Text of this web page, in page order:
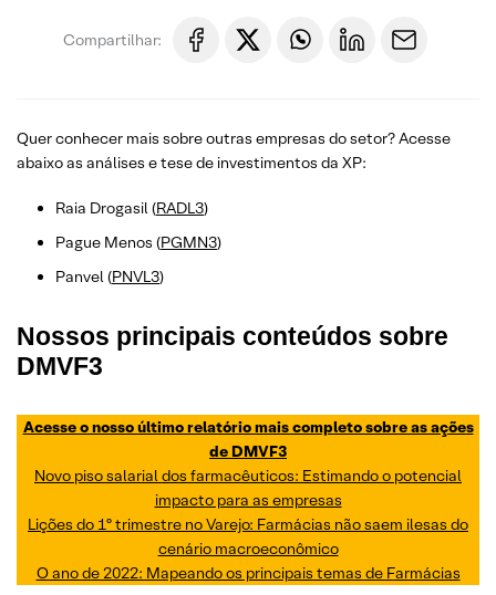
Compartilhar:
Quer conhecer mais sobre outras empresas do setor? Acesse
abaixo as análises e tese de investimentos da XP:
Raia Drogasil (RADL3)
Pague Menos (PGMN3)
Panvel (PNVL3)
Nossos principais conteúdos sobre
DMVF3
Acesse o nosso último relatório mais completo sobre as ações
de DMVF3
Novo piso salarial dos farmacêuticos: Estimando o potencial
impacto para as empresas
Lições do 1º trimestre no Varejo: Farmácias não saem ilesas do
cenário macroeconômico
O ano de 2022: Mapeando os principais temas de Farmácias